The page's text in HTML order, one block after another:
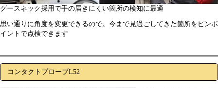
グースネック採用で手の届きにくい箇所の検知に最適
思い通りに角度を変更できるので。今まで見過ごしてきた箇所をピンポ
イントで点検できます
コンタクトプローブL52